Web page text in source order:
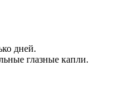
дней.
глазные капли.